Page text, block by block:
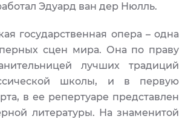
Эдуард ван дер Нюлль.
государственная опера – одна
сцен мира. Она по праву
лучших традиций
школы, и в первую
в ее репертуаре представлен
литературы. На знаменитой